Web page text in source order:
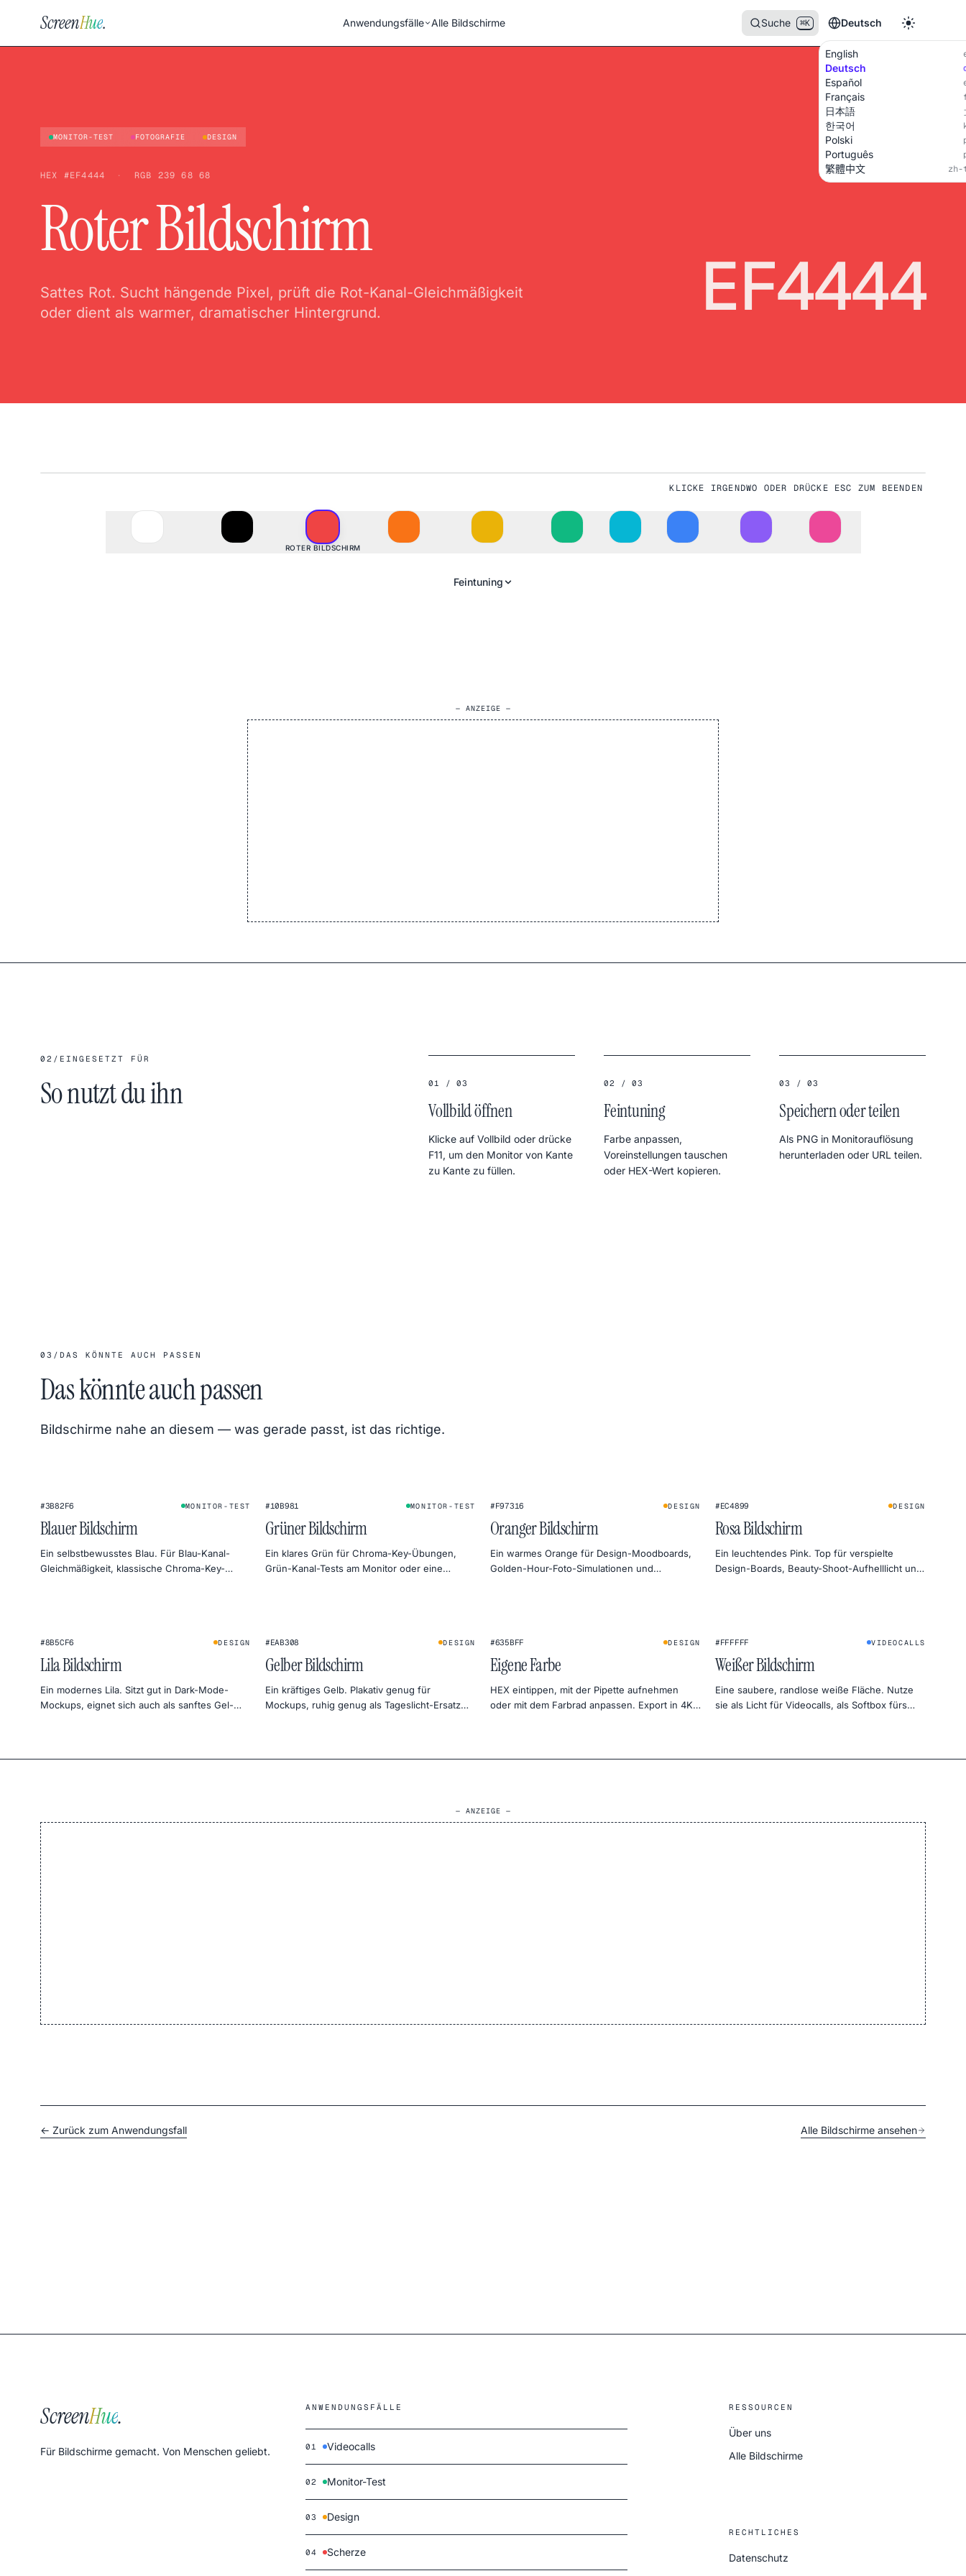
ScreenHue. Anwendungsfälle Alle Bildschirme Suche ⌘K Deutsch
English
Deutsch
Español
Français
日本語
한국어
Polski
Português
繁體中文 zh-
MONITOR-TEST FOTOGRAFIE DESIGN
HEX #EF4444 · RGB 239 68 68
Roter Bildschirm
Sattes Rot. Sucht hängende Pixel, prüft die Rot-Kanal-Gleichmäßigkeit
oder dient als warmer, dramatischer Hintergrund.
EF4444
KLICKE IRGENDWO ODER DRÜCKE ESC ZUM BEENDEN
ROTER BILDSCHIRM
Feintuning
— ANZEIGE —
02 / EINGESETZT FÜR
So nutzt du ihn 01 / 03
Vollbild öffnen
Klicke auf Vollbild oder drücke
F11, um den Monitor von Kante
zu Kante zu füllen.
02 / 03
Feintuning
Farbe anpassen,
Voreinstellungen tauschen
oder HEX-Wert kopieren.
03 / 03
Speichern oder teilen
Als PNG in Monitorauflösung
herunterladen oder URL teilen.
03 / DAS KÖNNTE AUCH PASSEN
Das könnte auch passen
Bildschirme nahe an diesem — was gerade passt, ist das richtige.
#3B82F6 MONITOR-TEST
Blauer Bildschirm
Ein selbstbewusstes Blau. Für Blau-Kanal-
Gleichmäßigkeit, klassische Chroma-Key-
#10B981 MONITOR-TEST
Grüner Bildschirm
Ein klares Grün für Chroma-Key-Übungen,
Grün-Kanal-Tests am Monitor oder eine
#F97316 DESIGN
Oranger Bildschirm
Ein warmes Orange für Design-Moodboards,
Golden-Hour-Foto-Simulationen und
#EC4899 DESIGN
Rosa Bildschirm
Ein leuchtendes Pink. Top für verspielte
Design-Boards, Beauty-Shoot-Aufhelllicht und
#8B5CF6 DESIGN
Lila Bildschirm
Ein modernes Lila. Sitzt gut in Dark-Mode-
Mockups, eignet sich auch als sanftes Gel-
#EAB308 DESIGN
Gelber Bildschirm
Ein kräftiges Gelb. Plakativ genug für
Mockups, ruhig genug als Tageslicht-Ersatz
#635BFF DESIGN
Eigene Farbe
HEX eintippen, mit der Pipette aufnehmen
oder mit dem Farbrad anpassen. Export in 4K,
#FFFFFF VIDEOCALLS
Weißer Bildschirm
Eine saubere, randlose weiße Fläche. Nutze
sie als Licht für Videocalls, als Softbox fürs
— ANZEIGE —
← Zurück zum Anwendungsfall Alle Bildschirme ansehen
ScreenHue.
Für Bildschirme gemacht. Von Menschen geliebt.
ANWENDUNGSFÄLLE
01 Videocalls
02 Monitor-Test
03 Design
04 Scherze
RESSOURCEN
Über uns
Alle Bildschirme
RECHTLICHES
Datenschutz